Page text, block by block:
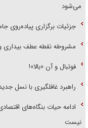
می‌شود
جزئیات برگزاری پیاده‌روی
مشروطه نقطه عطف بیداری
فوتبال و آن «بالا»!
راهبرد غافلگیری با نسل
ادامه حیات بنگاه‌های
نیست